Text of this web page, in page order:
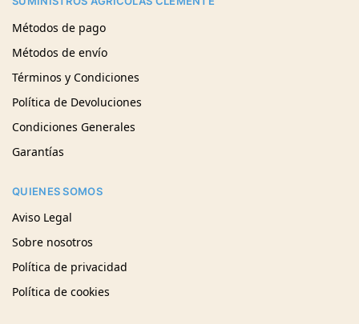
Métodos de pago
Métodos de envío
Términos y Condiciones
Política de Devoluciones
Condiciones Generales
Garantías
QUIENES SOMOS
Aviso Legal
Sobre nosotros
Política de privacidad
Política de cookies